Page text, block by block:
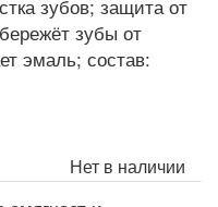
Нет в наличии